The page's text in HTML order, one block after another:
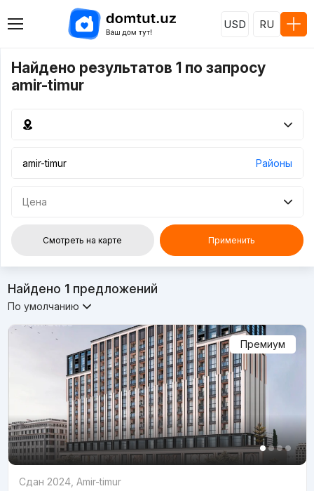
USD RU
Найдено результатов 1 по запросу
amir-timur
Районы
Цена
Смотреть на карте Применить
Найдено 1предложений
По умолчанию
Премиум
Сдан 2024, Amir-timur